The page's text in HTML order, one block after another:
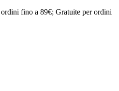
ordini fino a 89€; Gratuite perordini